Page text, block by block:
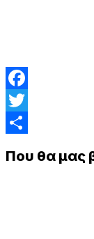
Facebook
Twitter
Που θα μας